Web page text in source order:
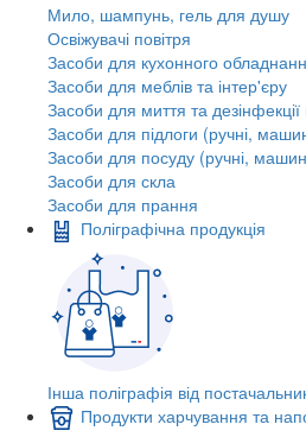
Мило, шампунь, гель для душу
Освіжувачі повітря
Засоби для кухонного
Засоби для меблів та інтер'єру
Засоби для миття та дезінфекції
Засоби для підлоги (ручні,
Засоби для посуду (ручні,
Засоби для скла
Засоби для прання
Поліграфічна продукція
Інша поліграфія від
Продукти харчування та